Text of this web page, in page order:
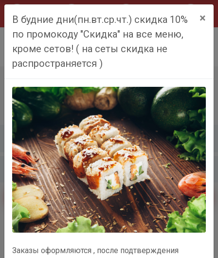
ПАСТА
Главная Меню Паста
Сортировать
Фильтры
В будние дни(пн.вт.ср.чт.) скидка 10%
по промокоду "Скидка" на все меню,
кроме сетов! ( на сеты скидка не
распространяется )
×
Заказы оформляются , после подтверждения